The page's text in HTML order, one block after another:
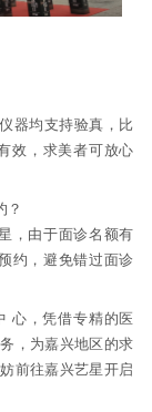
器均支持验真，比
效，求美者可放心
？
，由于面诊名额有
约，避免错过面诊
心，凭借专精的医
，为嘉兴地区的求
前往嘉兴艺星开启